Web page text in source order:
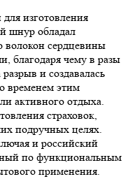
изготовления
шнур обладал
волокон сердцевины
благодаря чему в разы
и создавалась
временем этим
активного отдыха.
страховок,
подручных целях.
и российский
по функциональным
применения.